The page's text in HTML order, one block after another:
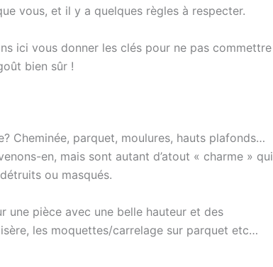
vous, et il y a quelques règles à respecter.
ici vous donner les clés pour ne pas commettre
bien sûr !
Cheminée, parquet, moulures, hauts plafonds…
en, mais sont autant d’atout « charme » qui
ou masqués.
une pièce avec une belle hauteur et des
les moquettes/carrelage sur parquet etc…